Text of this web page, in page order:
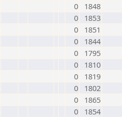
0
1848
0
1853
0
1851
0
1844
0
1795
0
1810
0
1819
0
1802
0
1865
0
1854